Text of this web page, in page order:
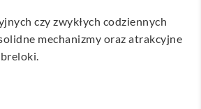
czy zwykłych codziennych
mechanizmy oraz atrakcyjne